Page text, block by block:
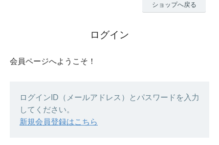
ショップへ戻る
ログイン
会員ページへようこそ！
ログインID（メールアドレス）とパスワードを入力
してください。
新規会員登録はこちら